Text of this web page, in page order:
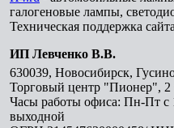
галогеновые лампы,
Техническая поддержка
ИП Левченко В.В.
630039, Новосибирск,
Торговый центр "Пионер",
Часы работы офиса: Пн-Пт с
выходной